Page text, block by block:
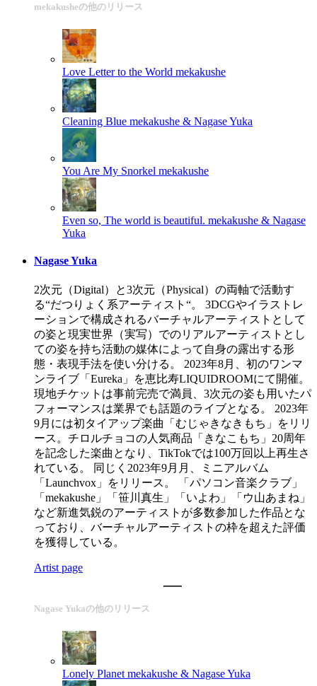
mekakusheの他のリリース
Love Letter to the World mekakushe
Cleaning Blue mekakushe & Nagase Yuka
You Are My Snorkel mekakushe
Even so, The world is beautiful. mekakushe & Nagase
Yuka
Nagase Yuka
2次元（Digital）と3次元（Physical）の両軸で活動す
る“だつりょく系アーティスト“。 3DCGやイラストレ
ーションで構成されるバーチャルアーティストとして
の姿と現実世界（実写）でのリアルアーティストとし
ての姿を持ち活動の媒体によって自身の露出する形
態・表現手法を使い分ける。 2023年8月、初のワンマ
ンライブ「Eureka」を恵比寿LIQUIDROOMにて開催。
現地チケットは事前完売で満員、3次元の姿も用いたパ
フォーマンスは業界でも話題のライブとなる。 2023年
9月には初タイアップ楽曲「むじゃきなきもち」をリリ
ース。チロルチョコの人気商品「きなこもち」20周年
を記念した楽曲となり、TikTokでは100万回以上再生さ
れている。 同じく2023年9月月、ミニアルバム
「Launchvox」をリリース。 「パソコン音楽クラブ」
「mekakushe」「笹川真生」「いよわ」「ウ山あまね」
など新進気鋭のアーティストが多数参加した作品とな
っており、バーチャルアーティストの枠を超えた評価
を獲得している。
Artist page
Nagase Yukaの他のリリース
Lonely Planet mekakushe & Nagase Yuka